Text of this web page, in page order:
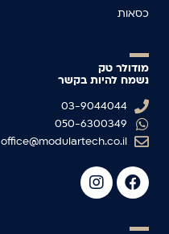
כסאות
מודולר טק
נשמח להיות בקשר
03-9044044
050-6300349
office@modulartech.co.il